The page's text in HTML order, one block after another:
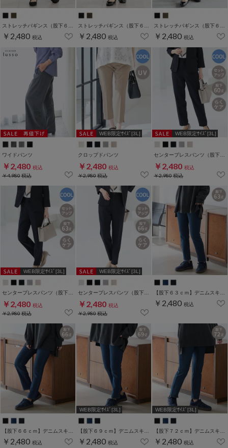
￥2,480 税込 ￥2,480 税込 ￥2,480 税込
ワイドパンツ
￥2,480 税込
￥4,980税込
WEB限定ｻｲｽﾞ[3L]
クロップドパンツ
￥2,480 税込
￥2,980税込
WEB限定ｻｲｽﾞ[3L]
￥2,480 税込
￥2,980税込
WEB限定ｻｲｽﾞ[3L]
￥2,480 税込
￥2,980税込
WEB限定ｻｲｽﾞ[3L]
￥2,480 税込
￥2,980税込
￥2,480 税込
￥2,480 税込
WEB限定ｻｲｽﾞ[3L]
￥2,480 税込
WEB限定ｻｲｽﾞ[3L]
￥2,480 税込